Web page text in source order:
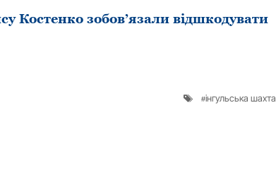
Костенко зобов’язали відшкодувати
інгульська шахта